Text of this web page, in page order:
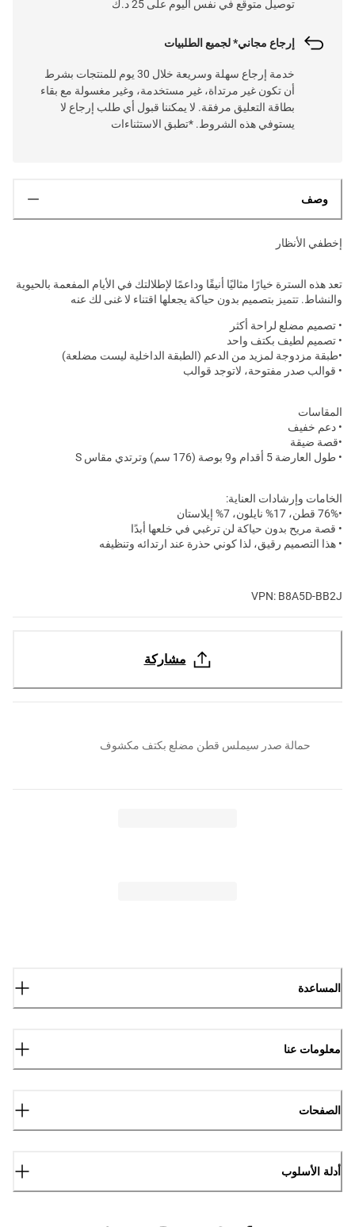
توصيل متوقع في نفس اليوم على 25 د.ك
إرجاع مجاني* لجميع الطلبيات
خدمة إرجاع سهلة وسريعة خلال 30 يوم للمنتجات بشرط
أن تكون غير مرتداة، غير مستخدمة، وغير مغسولة مع بقاء
بطاقة التعليق مرفقة. لا يمكننا قبول أي طلب إرجاع لا
يستوفي هذه الشروط. *تطبق الاستثناءات
وصف
إخطفي الأنظار
تعد هذه السترة خيارًا مثاليًا أنيقًا وداعمًا لإطلالتك في الأيام المفعمة بالحيوية
والنشاط. تتميز بتصميم بدون حياكة يجعلها اقتناء لا غنى لك عنه
• تصميم مضلع لراحة أكثر
• تصميم لطيف بكتف واحد
•طبقة مزدوجة لمزيد من الدعم (الطبقة الداخلية ليست مضلعة)
• قوالب صدر مفتوحة، لاتوجد قوالب
المقاسات
• دعم خفيف
•قصة ضيقة
• طول العارضة 5 أقدام و9 بوصة (176 سم) وترتدي مقاس S
الخامات وإرشادات العناية:
•76% قطن، 17% نايلون، 7% إيلاستان
• قصة مريح بدون حياكة لن ترغبي في خلعها أبدًا
• هذا التصميم رقيق، لذا كوني حذرة عند ارتدائه وتنظيفه
VPN: B8A5D-BB2J
مشاركة
حمالة صدر سيملس قطن مضلع بكتف مكشوف
المساعدة
معلومات عنا
الصفحات
أدلة الأسلوب